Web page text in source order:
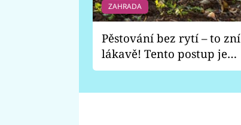
ZAHRADA
Pěstování bez rytí – to zní
lákavě! Tento postup je
vhodný jen pro některé